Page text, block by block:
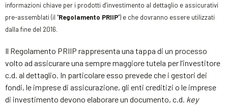
informazioni chiave per i prodotti d’investimento al dettaglio e assicurativi
pre-assemblati (il “Regolamento PRIIP”) e che dovranno essere utilizzati
dalla fine del 2016.
Il Regolamento PRIIP rappresenta una tappa di un processo
volto ad assicurare una sempre maggiore tutela per l’investitore
c.d. al dettaglio. In particolare esso prevede che i gestori dei
fondi, le imprese di assicurazione, gli enti creditizi o le imprese
di investimento devono elaborare un documento, c.d. key